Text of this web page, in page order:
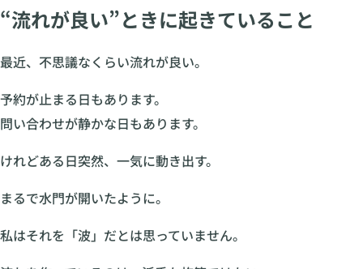
“流れが良い”ときに起きていること
最近、不思議なくらい流れが良い。
予約が止まる日もあります。
問い合わせが静かな日もあります。
けれどある日突然、一気に動き出す。
まるで水門が開いたように。
私はそれを「波」だとは思っていません。